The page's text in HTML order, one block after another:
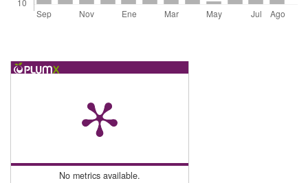
No metrics available.